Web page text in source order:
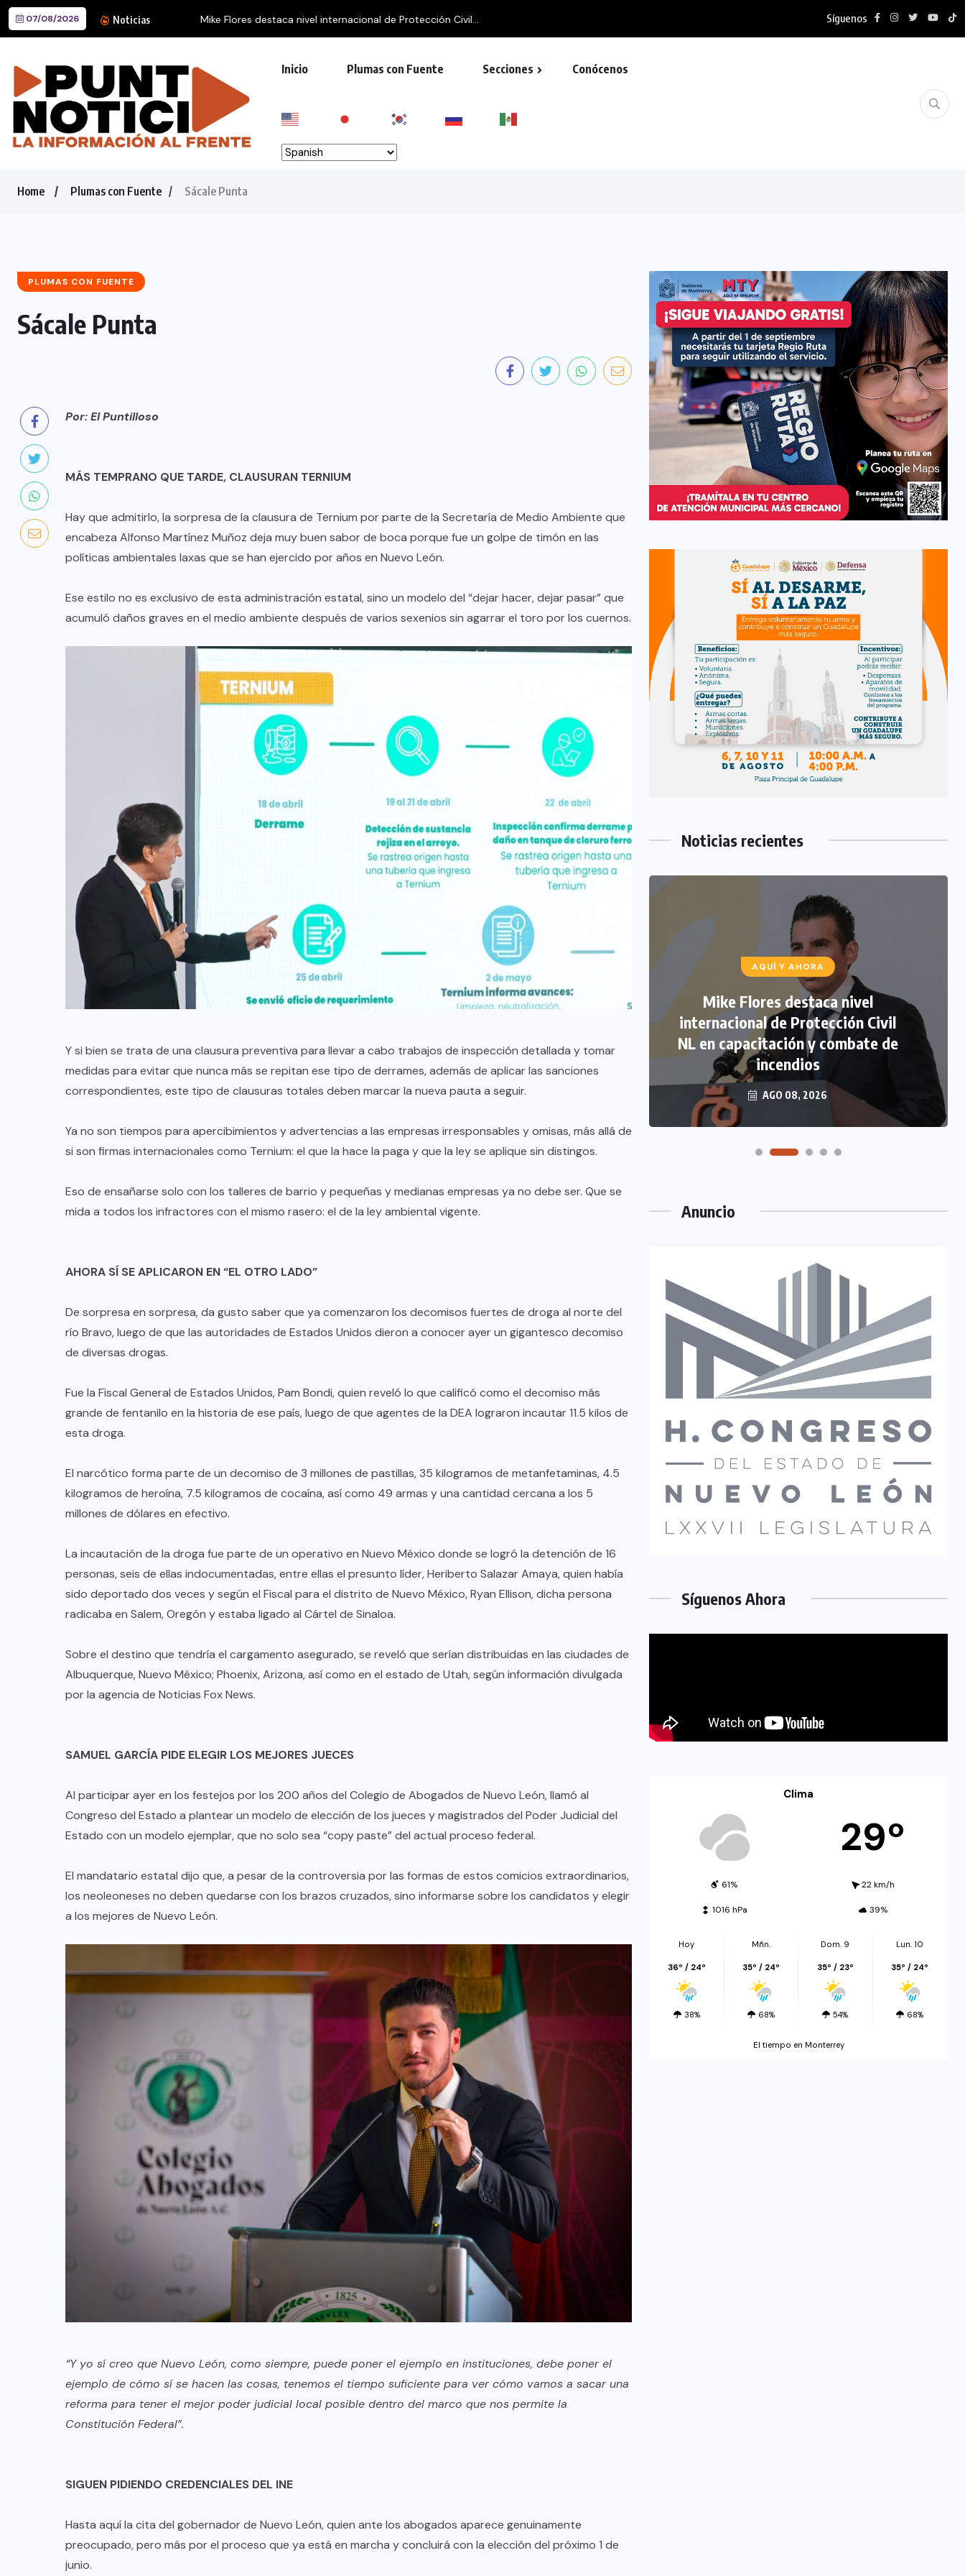
07/08/2026 Noticias Mike Flores destaca nivel internacional de Protección Civil... Síguenos
Inicio Plumas con Fuente Secciones Conócenos
Home Plumas con Fuente Sácale Punta
PLUMAS CON FUENTE
Sácale Punta
Por: El Puntilloso
MÁS TEMPRANO QUE TARDE, CLAUSURAN TERNIUM
Hay que admitirlo, la sorpresa de la clausura de Ternium por parte de la Secretaría de Medio Ambiente que
encabeza Alfonso Martínez Muñoz deja muy buen sabor de boca porque fue un golpe de timón en las
políticas ambientales laxas que se han ejercido por años en Nuevo León.
Ese estilo no es exclusivo de esta administración estatal, sino un modelo del “dejar hacer, dejar pasar” que
acumuló daños graves en el medio ambiente después de varios sexenios sin agarrar el toro por los cuernos.
Y si bien se trata de una clausura preventiva para llevar a cabo trabajos de inspección detallada y tomar
medidas para evitar que nunca más se repitan ese tipo de derrames, además de aplicar las sanciones
correspondientes, este tipo de clausuras totales deben marcar la nueva pauta a seguir.
Ya no son tiempos para apercibimientos y advertencias a las empresas irresponsables y omisas, más allá de
si son firmas internacionales como Ternium: el que la hace la paga y que la ley se aplique sin distingos.
Eso de ensañarse solo con los talleres de barrio y pequeñas y medianas empresas ya no debe ser. Que se
mida a todos los infractores con el mismo rasero: el de la ley ambiental vigente.
AHORA SÍ SE APLICARON EN “EL OTRO LADO”
De sorpresa en sorpresa, da gusto saber que ya comenzaron los decomisos fuertes de droga al norte del
río Bravo, luego de que las autoridades de Estados Unidos dieron a conocer ayer un gigantesco decomiso
de diversas drogas.
Fue la Fiscal General de Estados Unidos, Pam Bondi, quien reveló lo que calificó como el decomiso más
grande de fentanilo en la historia de ese país, luego de que agentes de la DEA lograron incautar 11.5 kilos de
esta droga.
El narcótico forma parte de un decomiso de 3 millones de pastillas, 35 kilogramos de metanfetaminas, 4.5
kilogramos de heroína, 7.5 kilogramos de cocaína, así como 49 armas y una cantidad cercana a los 5
millones de dólares en efectivo.
La incautación de la droga fue parte de un operativo en Nuevo México donde se logró la detención de 16
personas, seis de ellas indocumentadas, entre ellas el presunto líder, Heriberto Salazar Amaya, quien había
sido deportado dos veces y según el Fiscal para el distrito de Nuevo México, Ryan Ellison, dicha persona
radicaba en Salem, Oregón y estaba ligado al Cártel de Sinaloa.
Sobre el destino que tendría el cargamento asegurado, se reveló que serían distribuidas en las ciudades de
Albuquerque, Nuevo México; Phoenix, Arizona, así como en el estado de Utah, según información divulgada
por la agencia de Noticias Fox News.
SAMUEL GARCÍA PIDE ELEGIR LOS MEJORES JUECES
Al participar ayer en los festejos por los 200 años del Colegio de Abogados de Nuevo León, llamó al
Congreso del Estado a plantear un modelo de elección de los jueces y magistrados del Poder Judicial del
Estado con un modelo ejemplar, que no solo sea “copy paste” del actual proceso federal.
El mandatario estatal dijo que, a pesar de la controversia por las formas de estos comicios extraordinarios,
los neoleoneses no deben quedarse con los brazos cruzados, sino informarse sobre los candidatos y elegir
a los mejores de Nuevo León.
“Y yo sí creo que Nuevo León, como siempre, puede poner el ejemplo en instituciones, debe poner el
ejemplo de cómo sí se hacen las cosas, tenemos el tiempo suficiente para ver cómo vamos a sacar una
reforma para tener el mejor poder judicial local posible dentro del marco que nos permite la
Constitución Federal”.
SIGUEN PIDIENDO CREDENCIALES DEL INE
Hasta aquí la cita del gobernador de Nuevo León, quien ante los abogados aparece genuinamente
preocupado, pero más por el proceso que ya está en marcha y concluirá con la elección del próximo 1 de
junio.
Noticias recientes
AQUÍ Y AHORA
Anuncian Gobernador creación de
nuevas escuelas y rehabilitación
educativos durante período
vacacional
AGO 08, 2026
AQUÍ Y AHORA
Resienten ciudadanos el abandono
institucional: Waldo
AGO 08, 2026
AQUÍ Y AHORA
Mike Flores destaca nivel
internacional de Protección Civil
NL en capacitación y combate de
incendios
AGO 08, 2026
Anuncio
Síguenos Ahora
Clima
29º
61% 22 km/h
1016 hPa 39%
Hoy
36º / 24º
38%
Mñn.
35º / 24º
68%
Dom. 9
35º / 23º
54%
Lun. 10
35º / 24º
68%
El tiempo en Monterrey